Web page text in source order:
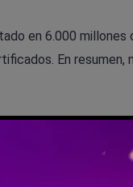
en 6.000 millones
En resumen,